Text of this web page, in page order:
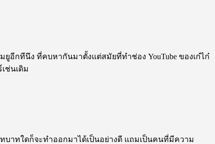
ยูอีกทีนึง ที่คบหากันมาตั้งแต่สมัยที่ทำช่อง YouTube ของเก๋ไก๋
ช่นเดิม
าทใดก็จะทำออกมาได้เป็นอย่างดี แถมเป็นคนที่มีความ